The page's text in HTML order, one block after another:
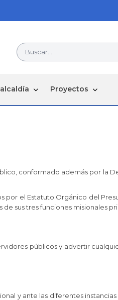
Buscar...
Proyectos
conformado además por la
el Estatuto Orgánico del
sus tres funciones misionales
públicos y advertir
y ante las diferentes